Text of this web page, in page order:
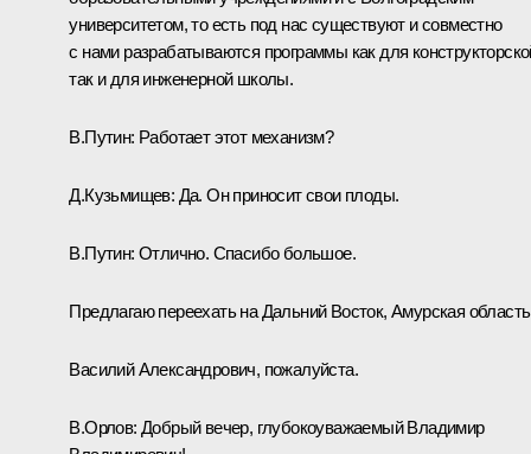
университетом, то есть под нас существуют и совместно
с нами разрабатываются программы как для
так и для инженерной школы.
В.Путин: Работает этот механизм?
Д.Кузьмищев: Да. Он приносит свои плоды.
В.Путин: Отлично. Спасибо большое.
Предлагаю переехать на Дальний Восток, Амурская
Василий Александрович, пожалуйста.
В.Орлов: Добрый вечер, глубокоуважаемый Владимир